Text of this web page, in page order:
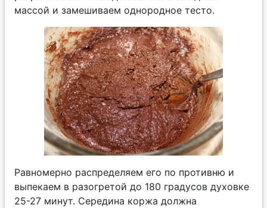
массой и замешиваем однородное тесто.
Равномерно распределяем его по противню и
выпекаем в разогретой до 180 градусов духовке
25-27 минут. Середина коржа должна